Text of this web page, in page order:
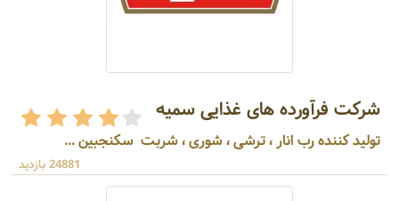
شرکت فرآورده های غذایی سمیه
تولید کننده رب انار ، ترشی ، شوری ، شربت سکنجبین ...
24881 بازدید